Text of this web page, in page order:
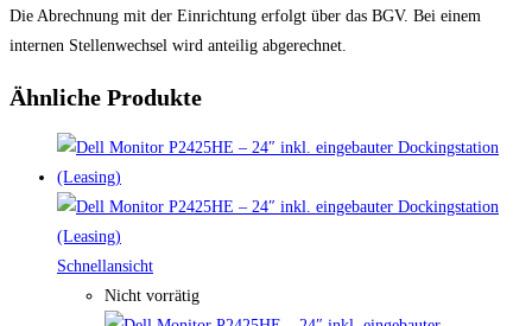
Die Abrechnung mit der Einrichtung erfolgt über das BGV. Bei einem
internen Stellenwechsel wird anteilig abgerechnet.
Ähnliche Produkte
Schnellansicht
Nicht vorrätig